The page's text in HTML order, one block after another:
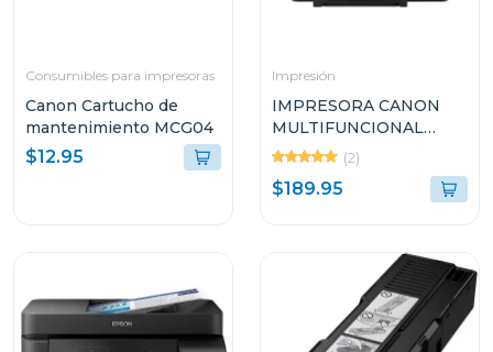
Consumibles para impresoras
Canon Cartucho de
mantenimiento MCG04
$12.95
Impresión
IMPRESORA CANON
MULTIFUNCIONAL
INALÁMBRICA DE
TANQUES DE TINTA
INTEGRADOS G317
(2)
$189.95